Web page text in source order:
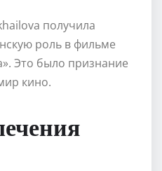
получила
роль в фильме
Это было признание
кино.